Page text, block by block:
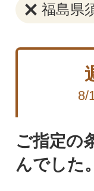
福島県
8/
ご指定の
んでした。